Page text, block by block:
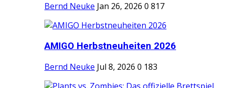
Bernd Neuke Jan 26, 2026 0 817
AMIGO Herbstneuheiten 2026
Bernd Neuke Jul 8, 2026 0 183